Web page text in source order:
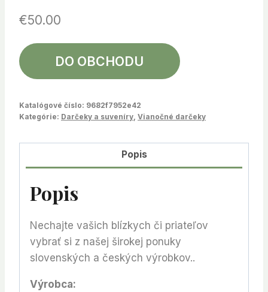
€50.00
DO OBCHODU
Katalógové číslo: 9682f7952e42
Kategórie: Darčeky a suveníry Vianočné darčeky
Popis
Popis
Nechajte vašich blízkych či priateľov
vybrať si z našej širokej ponuky
slovenských a českých výrobkov..
Výrobca: